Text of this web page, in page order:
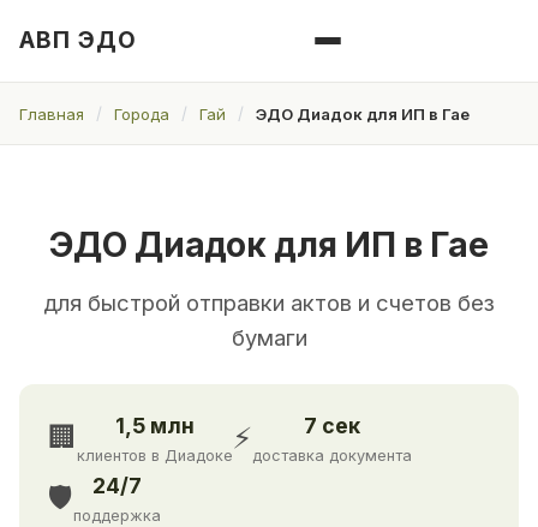
АВП ЭДО
Главная Города Гай ЭДО Диадок для ИП в Гае
ЭДО Диадок для ИП в Гае
для быстрой отправки актов и счетов без
бумаги
🏢 1,5 млн
клиентов в Диадоке
⚡ 7 сек
доставка документа
🛡️ 24/7
поддержка